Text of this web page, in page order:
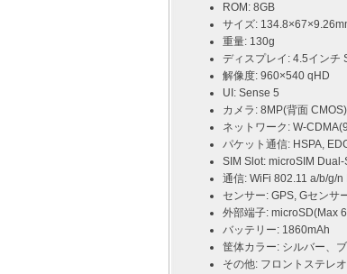
ROM: 8GB
サイズ:
重量: 130g
ディスプレイ: 4.5インチ
解像度: 960×540 qHD
UI: Sense 5
カメラ: 8MP(背面
ネットワーク: W-
パケット通信: HSPA,
SIM Slot: microSIM
通信: WiFi 802.11 a/b/g/
センサー: GPS, Gセンサ
外部端子: microSD(Max
バッテリー: 1860mAh
筐体カラー: シルバー、
その他: フロントステレ